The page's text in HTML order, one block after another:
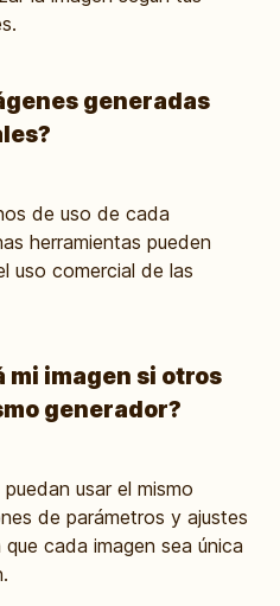
generadas
de uso de cada
herramientas pueden
uso comercial de las
mi imagen si otros
generador?
usar el mismo
de parámetros y ajustes
cada imagen sea única